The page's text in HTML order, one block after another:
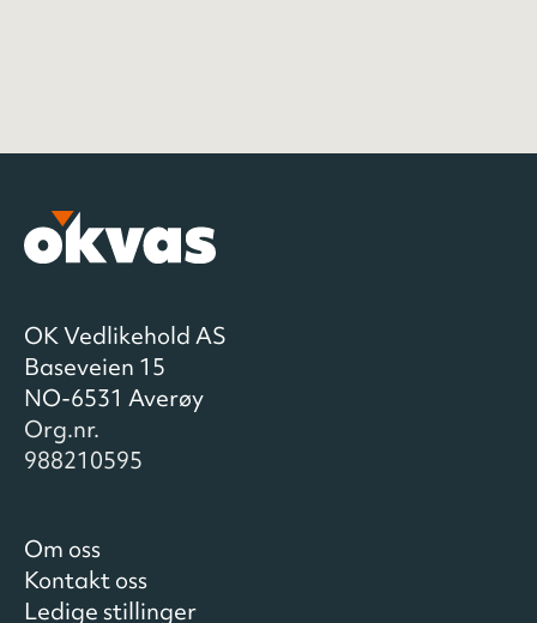
OK Vedlikehold AS
Baseveien 15
NO-6531 Averøy
Org.nr.
988210595
Om oss
Kontakt oss
Ledige stillinger